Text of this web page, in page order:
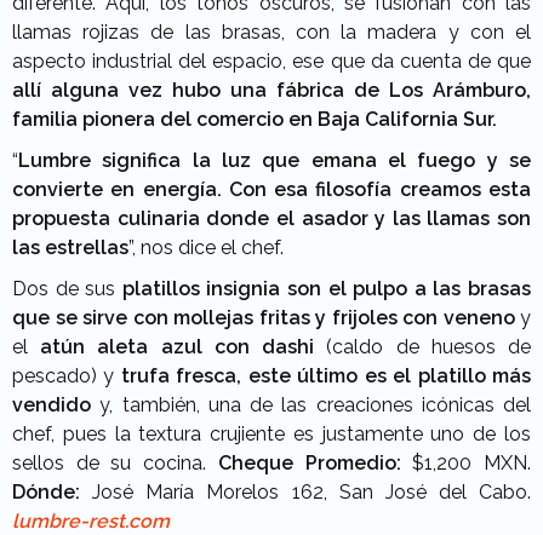
llamas rojizas de las brasas, con la madera y con el
aspecto industrial del espacio, ese que da cuenta de que
allí alguna vez hubo una fábrica de Los Arámburo,
familia pionera del comercio en Baja California Sur.
“Lumbre significa la luz que emana el fuego y se
convierte en energía. Con esa filosofía creamos esta
propuesta culinaria donde el asador y las llamas son
las estrellas”, nos dice el chef.
Dos de sus platillos insignia son el pulpo a las brasas
que se sirve con mollejas fritas y frijoles con venenoy
el atún aleta azul con dashi (caldo de huesos de
pescado) y trufa fresca, este último es el platillo más
vendido y, también, una de las creaciones icónicas del
chef, pues la textura crujiente es justamente uno de los
sellos de su cocina. Cheque Promedio: $1,200 MXN.
Dónde: José María Morelos 162, San José del Cabo.
lumbre-rest.com